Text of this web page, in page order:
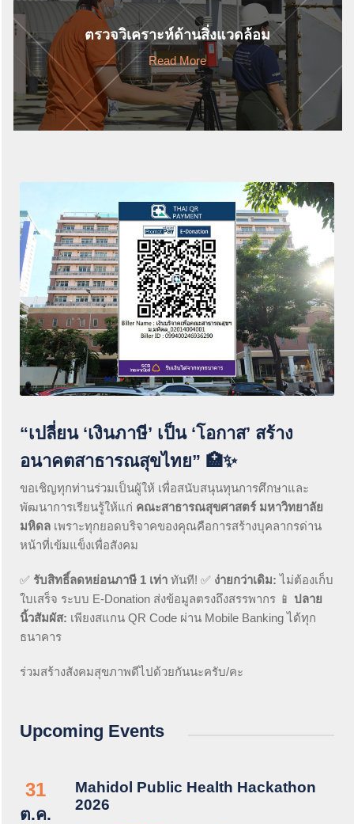
ตรวจวิเคราะห์ด้านสิ่งแวดล้อม
Read More
“เปลี่ยน ‘เงินภาษี’ เป็น ‘โอกาส’ สร้าง
อนาคตสาธารณสุขไทย” 🏥✨
ขอเชิญทุกท่านร่วมเป็นผู้ให้ เพื่อสนับสนุนทุนการศึกษาและ
พัฒนาการเรียนรู้ให้แก่ คณะสาธารณสุขศาสตร์ มหาวิทยาลัย
มหิดล เพราะทุกยอดบริจาคของคุณคือการสร้างบุคลากรด่าน
หน้าที่เข้มแข็งเพื่อสังคม
✅ รับสิทธิ์ลดหย่อนภาษี 1 เท่า ทันที! ✅ ง่ายกว่าเดิม: ไม่ต้องเก็บ
ใบเสร็จ ระบบ E-Donation ส่งข้อมูลตรงถึงสรรพากร 📱 ปลาย
นิ้วสัมผัส: เพียงสแกน QR Code ผ่าน Mobile Banking ได้ทุก
ธนาคาร
ร่วมสร้างสังคมสุขภาพดีไปด้วยกันนะครับ/คะ
Upcoming Events
31
ต.ค.
Mahidol Public Health Hackathon
2026